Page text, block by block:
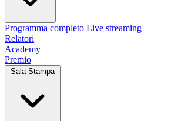
Programma completo Live streaming
Relatori
Academy
Premio
Sala Stampa